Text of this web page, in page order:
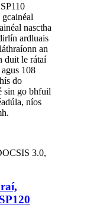
nasctha
ardluais
an
duit le rátaí
108
do
sin go bhfuil
níos